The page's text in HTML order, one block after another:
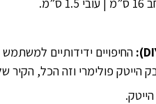
החיפויים ידידותיים
הייטק פולימרי וזה הכל, הקיר